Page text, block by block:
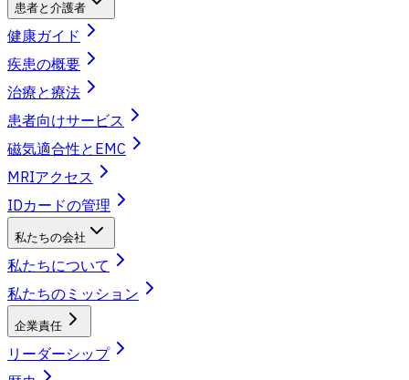
患者と介護者
健康ガイド
疾患の概要
治療と療法
患者向けサービス
磁気適合性とEMC
MRIアクセス
IDカードの管理
私たちの会社
私たちについて
私たちのミッション
企業責任
リーダーシップ